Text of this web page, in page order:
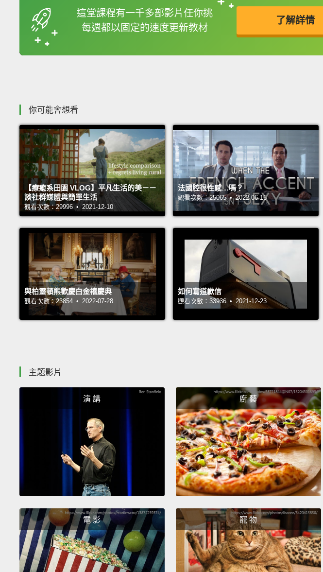
這堂課程有一千多部影片任你挑
每週都以固定的速度更新教材
了解詳情
框選或點兩下字幕可以直接查字典喔！
你可能會想看
【療癒系田園 VLOG】平凡生活的美－－
談社群媒體與簡單生活
觀看次數：29996 • 2021-12-10
法國腔很性感…嗎？
觀看次數：25065 • 2022-06-16
與柏靈頓熊歡慶白金禧慶典
觀看次數：23854 • 2022-07-28
如何寫道歉信
觀看次數：33936 • 2021-12-23
主題影片
演 講 廚 藝
電 影 寵 物